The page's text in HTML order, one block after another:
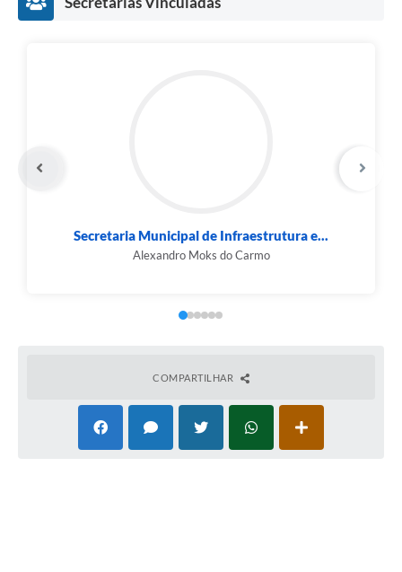
Secretaria Municipal de Infraestrutura e...
Alexandro Moks do Carmo
COMPARTILHAR